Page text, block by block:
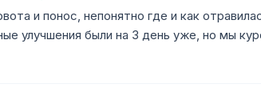
и понос, непонятно где и как
улучшения были на 3 день уже, но мы